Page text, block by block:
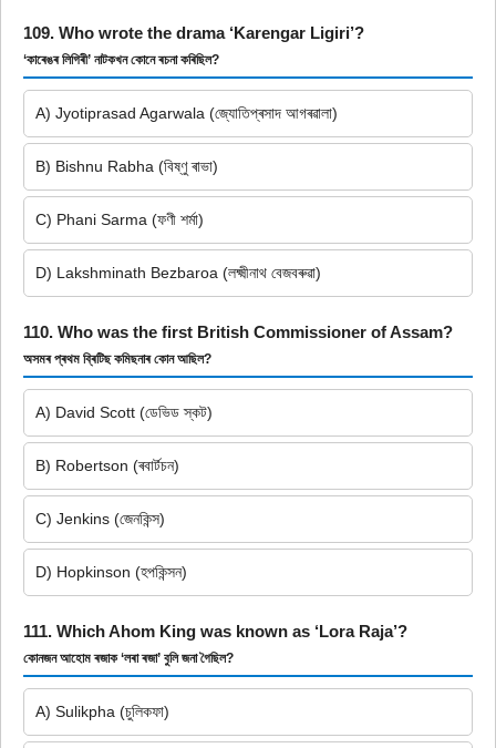
109. Who wrote the drama ‘Karengar Ligiri’?
‘কাৰেঙৰ লিগিৰী’ নাটকখন কোনে ৰচনা কৰিছিল?
A) Jyotiprasad Agarwala (জ্যোতিপ্ৰসাদ আগৰৱালা)
B) Bishnu Rabha (বিষ্ণু ৰাভা)
C) Phani Sarma (ফণী শৰ্মা)
D) Lakshminath Bezbaroa (লক্ষ্মীনাথ বেজবৰুৱা)
110. Who was the first British Commissioner of Assam?
অসমৰ প্ৰথম ব্ৰিটিছ কমিছনাৰ কোন আছিল?
A) David Scott (ডেভিড স্কট)
B) Robertson (ৰবাৰ্টচন)
C) Jenkins (জেনকিন্স)
D) Hopkinson (হপকিন্সন)
111. Which Ahom King was known as ‘Lora Raja’?
কোনজন আহোম ৰজাক ‘লৰা ৰজা’ বুলি জনা গৈছিল?
A) Sulikpha (চুলিকফা)